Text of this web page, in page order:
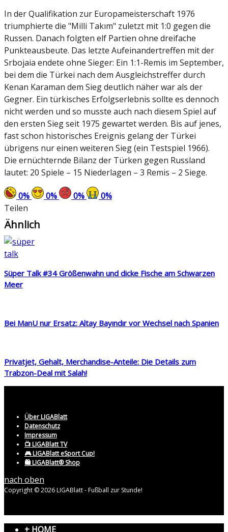
In der Qualifikation zur Europameisterschaft 1976
triumphierte die "Milli Takım" zuletzt mit 1:0 gegen die
Russen. Danach folgten elf Partien ohne dreifache
Punkteausbeute. Das letzte Aufeinandertreffen mit der
Srbojaia endete ohne Sieger: Ein 1:1-Remis im September,
bei dem die Türkei nach dem Ausgleichstreffer durch
Kenan Karaman dem Sieg deutlich näher war als der
Gegner. Ein türkisches Erfolgserlebnis sollte es dennoch
nicht werden und so musste auch nach diesem Spiel auf
den ersten Sieg seit 1975 gewartet werden. Bis auf jenes,
fast schon historisches Ereignis gelang der Türkei
übrigens nur einen weiteren Sieg (ein Testspiel 1966).
Die ernüchternde Bilanz der Türken gegen Russland
lautet: 20 Spiele – 15 Niederlagen – 3 Remis – 2 Siege.
0% 0% 0% 0%
Teilen
Ähnlich
Süper Talk #34 Größenwahn und dicke Fische am Schwarzen
Meer
Bei ManU nur Ersatz: Altay Bayındır vor Wechsel nach Spanien
Privatjet, Gehalt, Merchandise-Anteile: Die Details zum
Trabzon-Deal mit Salah!
Über LIGABlatt
Datenschutz
Impressum
📺 LIGABlatt TV
🎮 LIGABlatt eSport Cup!
🛍️ LIGABlatt® Shop
nach oben
Copyright © 2026 LIGABlatt - Fußball zur Stunde!
+ HOME